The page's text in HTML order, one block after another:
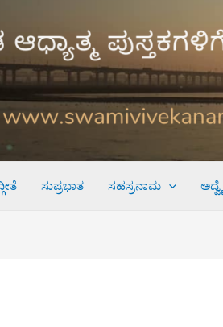
ಸುಪ್ರಭಾತ ಸಹಸ್ರನಾಮ